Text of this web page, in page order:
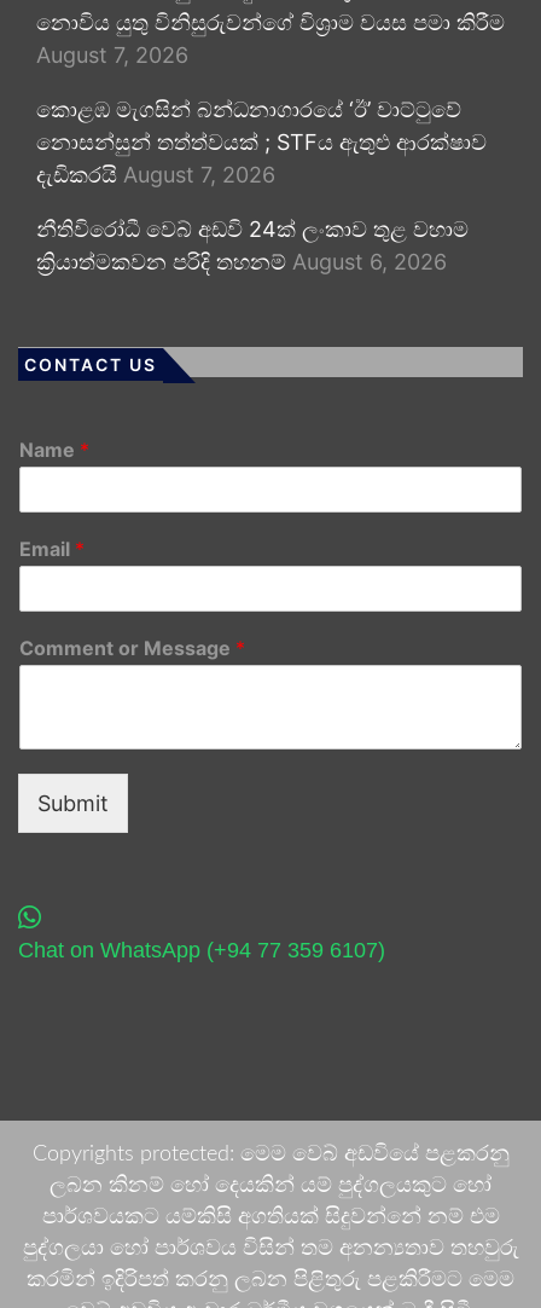
නොවිය යුතු විනිසුරුවන්ගේ විශ්‍රාම වයස පමා කිරීම
August 7, 2026
කොළඹ මැගසින් බන්ධනාගාරයේ ‘ඊ’ වාට්ටුවේ
නොසන්සුන් තත්ත්වයක් ; STFය ඇතුළු ආරක්ෂාව
දැඩිකරයි August 7, 2026
නීතිවිරෝධී වෙබ් අඩවි 24ක් ලංකාව තුළ වහාම
ක්‍රියාත්මකවන පරිදි තහනම් August 6, 2026
CONTACT US
Name *
Email *
Comment or Message *
Submit
Chat on WhatsApp (+94 77 359 6107)
Copyrights protected: මෙම වෙබ් අඩවියේ පළකරනු
ලබන කිනම් හෝ දෙයකින් යම් පුද්ගලයකුට හෝ
පාර්ශවයකට යම්කිසි අගතියක් සිදුවන්නේ නම් එම
පුද්ගලයා හෝ පාර්ශවය විසින් තම අනන්‍යතාව තහවුරු
කරමින් ඉදිරිපත් කරනු ලබන පිළිතුරු පළකිරීමට මෙම